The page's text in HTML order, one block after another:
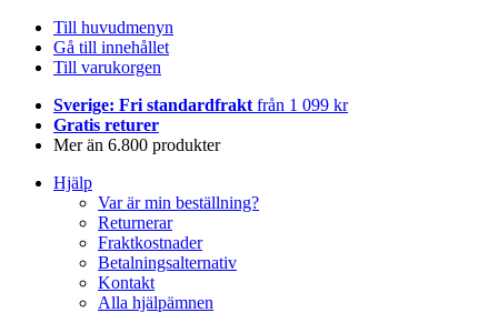
Till huvudmenyn
Gå till innehållet
Till varukorgen
Sverige: Fri standardfrakt från 1 099 kr
Gratis returer
Mer än 6.800 produkter
Hjälp
Var är min beställning?
Returnerar
Fraktkostnader
Betalningsalternativ
Kontakt
Alla hjälpämnen